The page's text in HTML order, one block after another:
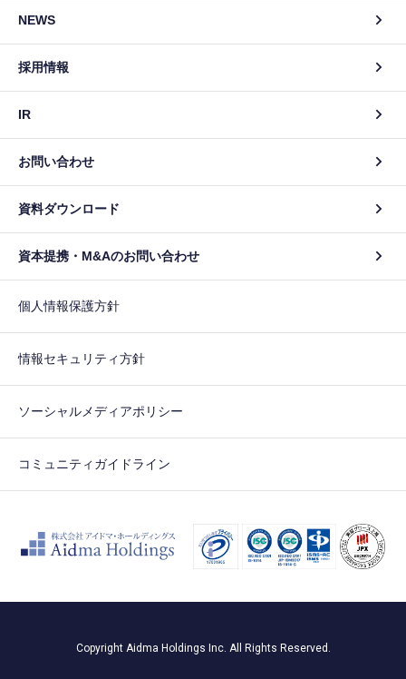
NEWS
採用情報
IR
お問い合わせ
資料ダウンロード
資本提携・M&Aのお問い合わせ
個人情報保護方針
情報セキュリティ方針
ソーシャルメディアポリシー
コミュニティガイドライン
Copyright Aidma Holdings Inc. All Rights Reserved.